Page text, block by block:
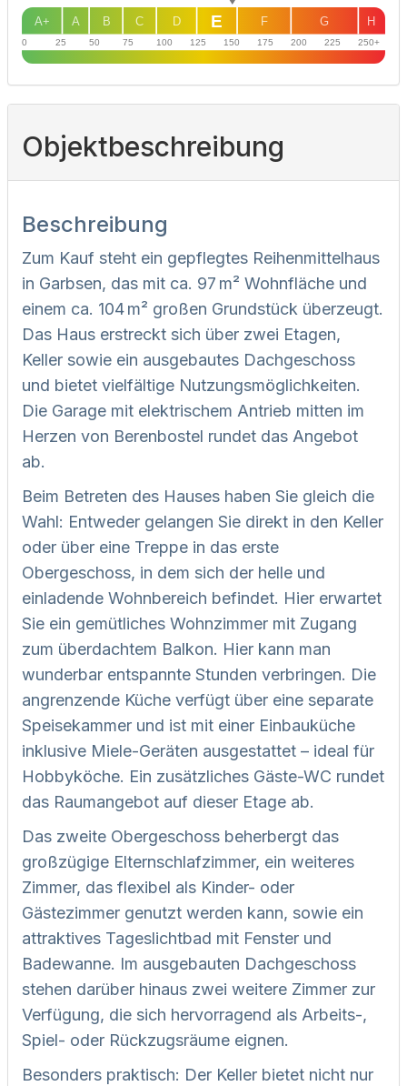
0 25 50 75 100 125 150 175 200 225 250+
H
G
F
D
C
B
A
A+ E
Objekt­beschreibung
Beschreibung
Zum Kauf steht ein gepflegtes Reihenmittelhaus
in Garbsen, das mit ca. 97 m² Wohnfläche und
einem ca. 104 m² großen Grundstück überzeugt.
Das Haus erstreckt sich über zwei Etagen,
Keller sowie ein ausgebautes Dachgeschoss
und bietet vielfältige Nutzungsmöglichkeiten.
Die Garage mit elektrischem Antrieb mitten im
Herzen von Berenbostel rundet das Angebot
ab.
Beim Betreten des Hauses haben Sie gleich die
Wahl: Entweder gelangen Sie direkt in den Keller
oder über eine Treppe in das erste
Obergeschoss, in dem sich der helle und
einladende Wohnbereich befindet. Hier erwartet
Sie ein gemütliches Wohnzimmer mit Zugang
zum überdachtem Balkon. Hier kann man
wunderbar entspannte Stunden verbringen. Die
angrenzende Küche verfügt über eine separate
Speisekammer und ist mit einer Einbauküche
inklusive Miele-Geräten ausgestattet – ideal für
Hobbyköche. Ein zusätzliches Gäste-WC rundet
das Raumangebot auf dieser Etage ab.
Das zweite Obergeschoss beherbergt das
großzügige Elternschlafzimmer, ein weiteres
Zimmer, das flexibel als Kinder- oder
Gästezimmer genutzt werden kann, sowie ein
attraktives Tageslichtbad mit Fenster und
Badewanne. Im ausgebauten Dachgeschoss
stehen darüber hinaus zwei weitere Zimmer zur
Verfügung, die sich hervorragend als Arbeits-,
Spiel- oder Rückzugsräume eignen.
Besonders praktisch: Der Keller bietet nicht nur